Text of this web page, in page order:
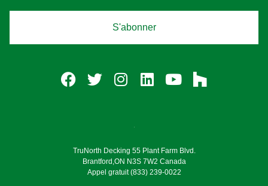
S'abonner
TruNorth Decking 55 Plant Farm Blvd.
Brantford,ON N3S 7W2 Canada
Appel gratuit (833) 239-0022